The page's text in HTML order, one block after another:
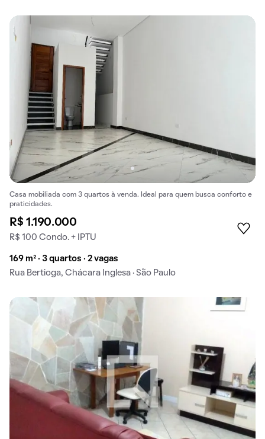
Casa mobiliada com 3 quartos à venda. Ideal para quem busca conforto e
praticidades.
R$ 1.190.000
R$ 100 Condo. + IPTU
169 m² · 3 quartos · 2 vagas
Rua Bertioga, Chácara Inglesa · São Paulo